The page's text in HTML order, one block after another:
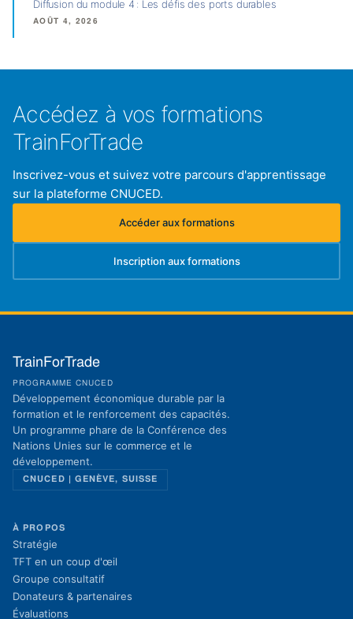
Diffusion du module 4 : Les défis des ports durables
AOÛT 4, 2026
Accédez à vos formations
TrainForTrade
Inscrivez-vous et suivez votre parcours d'apprentissage
sur la plateforme CNUCED.
Accéder aux formations
(s'ouvre dans un nouvel onglet)
Inscription aux formations
(s'ouvre dans un nouvel onglet)
TrainForTrade
PROGRAMME CNUCED
Développement économique durable par la
formation et le renforcement des capacités.
Un programme phare de la Conférence des
Nations Unies sur le commerce et le
développement.
CNUCED | GENÈVE, SUISSE
À PROPOS
Stratégie
TFT en un coup d'œil
Groupe consultatif
Donateurs & partenaires
Évaluations